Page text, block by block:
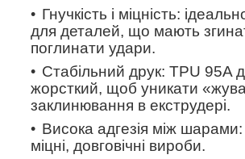
Гнучкість і міцність:
для деталей, що мають
поглинати удари.
Стабільний друк: TPU 95A
жорсткий, щоб уникати
заклинювання в екструдері.
Висока адгезія між
міцні, довговічні вироби.